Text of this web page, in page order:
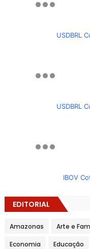
USDBRL
USDBRL
IBOV
EDITORIAL
Amazonas Arte e
Economia Educação